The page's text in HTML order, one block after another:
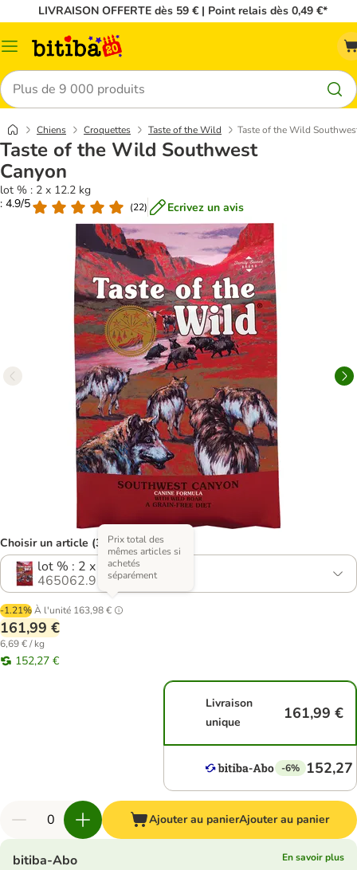
LIVRAISON OFFERTE dès 59 € | Point relais dès 0,49 €*
Menu
Rechercher
Chiens Croquettes Taste of the Wild Taste of the Wild
Taste of the Wild Southwest
Canyon
lot % : 2 x 12.2 kg
: 4.9/5
(22) Ecrivez un avis
Choisir un article (3 variantes)
lot % : 2 x 12.2 kg
465062.9
-1.21%À l'unité 163,98 €
Prix total des
mêmes articles si
achetés
séparément
161,99 €
6,69 € / kg
152,27 €
Livraison
unique
161,99 €
-6% 152,27
Ajouter au panierAjouter au panier
bitiba-Abo
En savoir plus